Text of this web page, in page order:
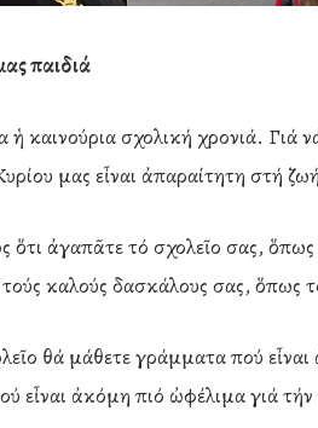
παιδιά
ἡ καινούρια σχολική χρονιά.
μας εἶναι ἀπαραίτητη στή
ὅτι ἀγαπᾶτε τό σχολεῖο σας,
καλούς δασκάλους σας, ὅπως
θά μάθετε γράμματα πού εἶναι
εἶναι ἀκόμη πιό ὠφέλιμα γιά